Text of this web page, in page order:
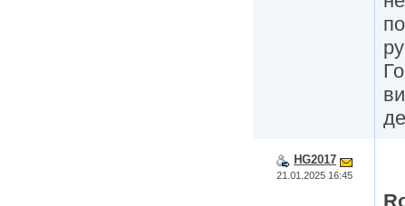
HG2017
21.01.2025 16:45